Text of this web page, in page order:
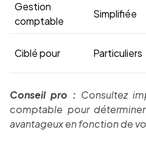
Gestion
comptable
Simplifiée
Ciblé pour Particuliers
Conseil pro : Consultez
comptable pour
avantageux en fonction de